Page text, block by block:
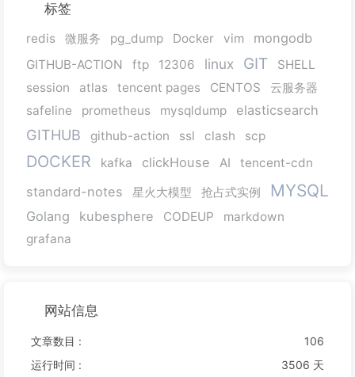
标签
redis 微服务 pg_dump Docker vim mongodb
GITHUB-ACTION ftp 12306 linux GIT
SHELL
session
atlas tencent pages CENTOS
云服务器
safeline
prometheus mysqldump elasticsearch
GITHUB github-action ssl clash scp
DOCKER kafka clickHouse AI tencent-cdn
standard-notes 星火大模型 抢占式实例 MYSQL
Golang kubesphere CODEUP
markdown
grafana
网站信息
文章数目 :
106
运行时间 :
3506 天